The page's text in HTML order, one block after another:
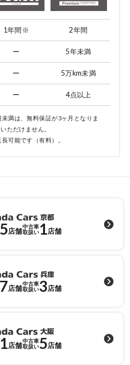
レートサイト
レートサイト
のお問い合わせ
1年間 ※ 2年間
ー 5年未満
ー 5万km未満
ー 4点以上
満は、無料保証が3ヶ月となりま
ただけません。
可能です（有料）。
店舗
中古車
取扱い1店舗
店舗
中古車
取扱い3店舗
店舗
中古車
取扱い5店舗